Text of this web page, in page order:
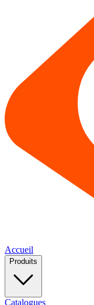
Accueil
Produits
Catalogues